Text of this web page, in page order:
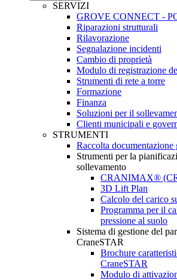
SERVIZI
GROVE CONNECT -
Riparazioni strutturali
Rilavorazione
Segnalazione incidenti
Cambio di proprietà
Modulo di registrazione
Strumenti di rete a torre
Formazione
Finanza
Soluzioni per il
Clienti municipali e
STRUMENTI
Raccolta documentazione
Strumenti per la
sollevamento
CRANIMAX®
3D Lift Plan
Calcolo del carico
Programma per il
pressione al suolo
Sistema di gestione del
CraneSTAR
Brochure
CraneSTAR
Modulo di